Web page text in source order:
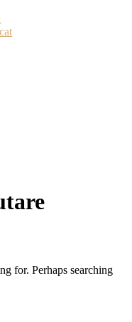
for. Perhaps searching